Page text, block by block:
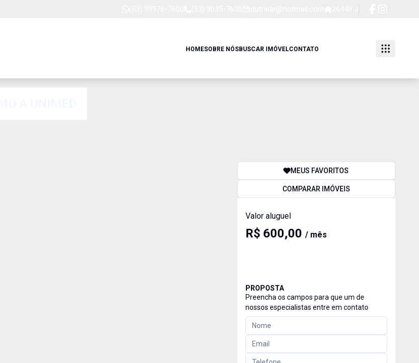
HOMESOBRE NÓSBUSCAR IMÓVELCONTATO
MEUS FAVORITOS
COMPARAR IMÓVEIS
Valor aluguel
R$ 600,00 / mês
PROPOSTA
Preencha os campos para que um de
nossos especialistas entre em contato